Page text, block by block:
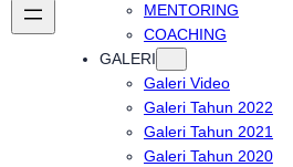
MENTORING
COACHING
GALERI
Galeri Video
Galeri Tahun 2022
Galeri Tahun 2021
Galeri Tahun 2020